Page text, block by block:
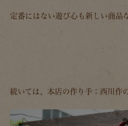
定番にはない遊び心も新しい商品
続いては、本店の作り手：西川作